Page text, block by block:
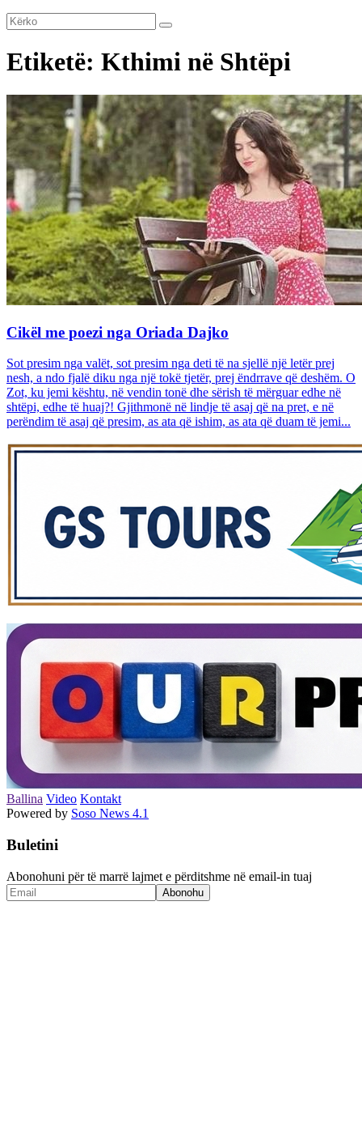
Etiketë: Kthimi në Shtëpi
Cikël me poezi nga Oriada Dajko
Sot presim nga valët, sot presim nga deti të na sjellë një letër prej
nesh, a ndo fjalë diku nga një tokë tjetër, prej ëndrrave që deshëm. O
Zot, ku jemi kështu, në vendin tonë dhe sërish të mërguar edhe në
shtëpi, edhe të huaj?! Gjithmonë në lindje të asaj që na pret, e në
perëndim të asaj që presim, as ata që ishim, as ata që duam të jemi...
Ballina Video Kontakt
Powered by Soso News 4.1
Buletini
Abonohuni për të marrë lajmet e përditshme në email-in tuaj
Abonohu